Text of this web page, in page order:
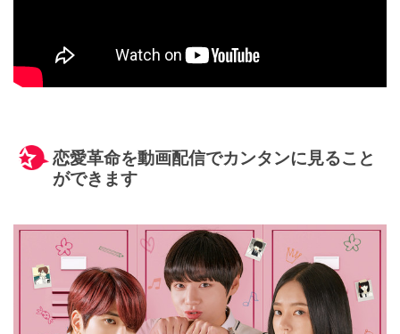
恋愛革命を動画配信でカンタンに見ること
ができます